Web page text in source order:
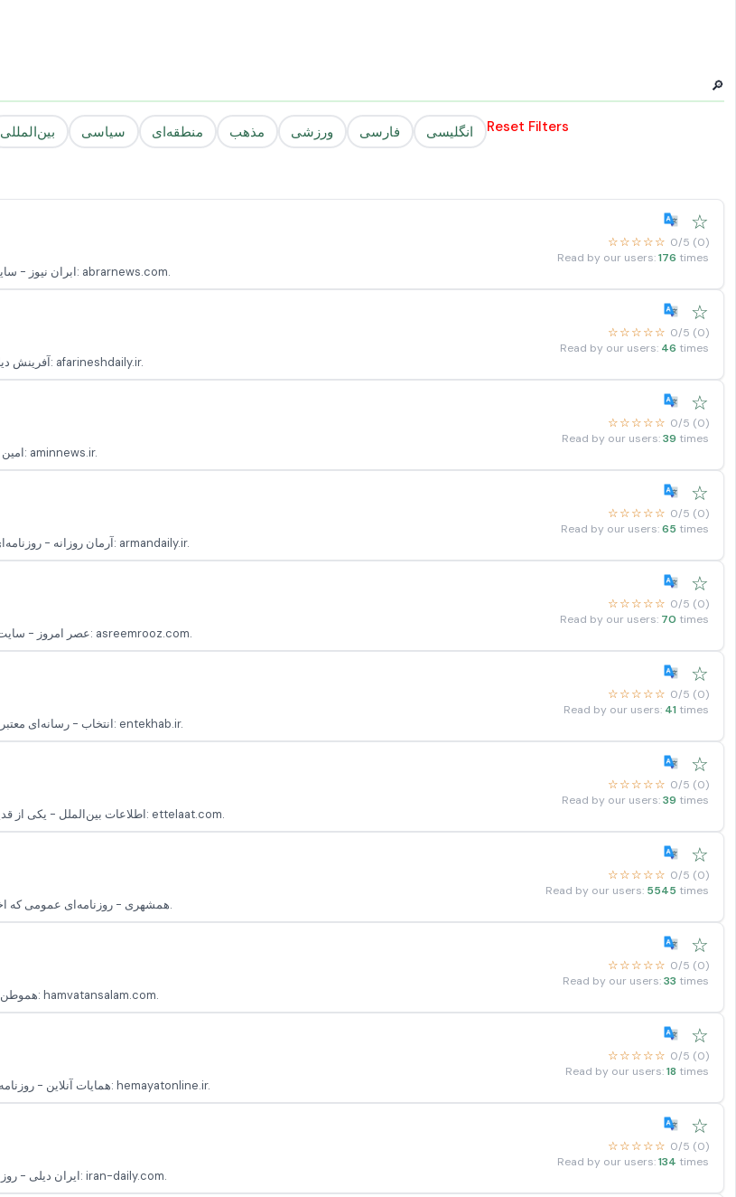
🔎
بین‌المللی سیاسی منطقه‌ای مذهب ورزشی فارسی انگلیسی Reset Filters
☆
☆☆☆☆☆ 0/5 (0)
Read by our users:176 times
ابران نیوز - سایت خبری ایرانی که اخبار اجتماعی، سیاسی، اقتصادی و فرهنگی را پوشش می‌دهد پایگاه رسمی: abrarnews.com.
☆
☆☆☆☆☆ 0/5 (0)
Read by our users: 46 times
آفرینش دیلی - سایت خبری که به تحلیل و پوشش اخبار اقتصادی و اجتماعی ایران می‌پردازد پایگاه رسمی: afarineshdaily.ir.
☆
☆☆☆☆☆ 0/5 (0)
Read by our users:39 times
امین نیوز - سایت خبری که اخبار اجتماعی، سیاسی و اقتصادی ایران را پوشش می‌دهد پایگاه رسمی: aminnews.ir.
☆
☆☆☆☆☆ 0/5 (0)
Read by our users:65 times
آرمان روزانه - روزنامه‌ای که اخبار داخلی و بین‌المللی، به ویژه در زمینه سیاست و فرهنگ را منتشر می‌کند پایگاه رسمی: armandaily.ir.
☆
☆☆☆☆☆ 0/5 (0)
Read by our users: 70 times
عصر امروز - سایت خبری که اخبار و تحلیل‌های اجتماعی، سیاسی و اقتصادی ایران را پوشش می‌دهد پایگاه رسمی: asreemrooz.com.
☆
☆☆☆☆☆ 0/5 (0)
Read by our users: 41 times
انتخاب - رسانه‌ای معتبر در ایران که اخبار سیاسی، اجتماعی و فرهنگی را با تحلیل‌های دقیق منتشر می‌کند پایگاه رسمی: entekhab.ir.
☆
☆☆☆☆☆ 0/5 (0)
Read by our users:39 times
اطلاعات بین‌الملل - یکی از قدیمی‌ترین روزنامه‌های ایران که اخبار داخلی و خارجی را به‌طور جامع منتشر می‌کند پایگاه رسمی: ettelaat.com.
☆
☆☆☆☆☆ 0/5 (0)
Read by our users: 5545 times
همشهری - روزنامه‌ای عمومی که اخبار، گزارش‌ها و مقالات تحلیلی در زمینه‌های مختلف سیاسی، اجتماعی، و فرهنگی منتشر می‌کند.
☆
☆☆☆☆☆ 0/5 (0)
Read by our users:33 times
هموطن سلام - روزنامه‌ای ایرانی که اخبار اجتماعی، سیاسی و فرهنگی را پوشش می‌دهد پایگاه رسمی: hamvatansalam.com.
☆
☆☆☆☆☆ 0/5 (0)
Read by our users:18 times
همایات آنلاین - روزنامه‌ای که اخبار سیاسی و اجتماعی ایران و جهان را با تحلیل‌های دقیق پوشش می‌دهد پایگاه رسمی: hemayatonline.ir.
☆
☆☆☆☆☆ 0/5 (0)
Read by our users:134 times
ایران دیلی - روزنامه‌ای ملی که اخبار عمومی، اقتصادی، اجتماعی و ورزشی ایران را منتشر می‌کند پایگاه رسمی: iran-daily.com.